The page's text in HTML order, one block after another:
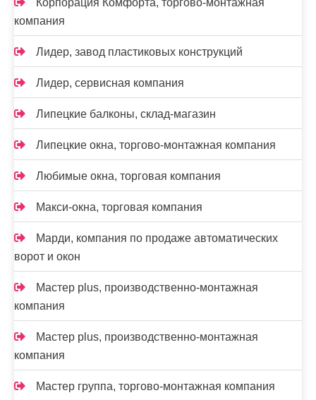
Корпорация Комфорта, торгово-монтажная
компания
Лидер, завод пластиковых конструкций
Лидер, сервисная компания
Липецкие балконы, склад-магазин
Липецкие окна, торгово-монтажная компания
Любимые окна, торговая компания
Макси-окна, торговая компания
Марди, компания по продаже автоматических
ворот и окон
Мастер plus, производственно-монтажная
компания
Мастер plus, производственно-монтажная
компания
Мастер группа, торгово-монтажная компания